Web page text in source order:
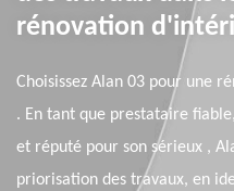
rénovation
Choisissez Alan 03 pour une
. En tant que prestataire
et réputé pour son sérieux ,
priorisation des travaux, en